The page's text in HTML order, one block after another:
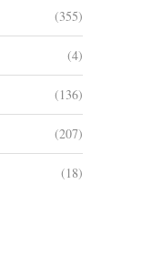
(355)
(4)
(136)
(207)
(18)